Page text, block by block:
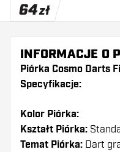
64zł
INFORMACJE O
Piórka Cosmo Darts
Specyfikacje:
Kolor Piórka:
Kształt Piórka:
Temat Piórka: Dart